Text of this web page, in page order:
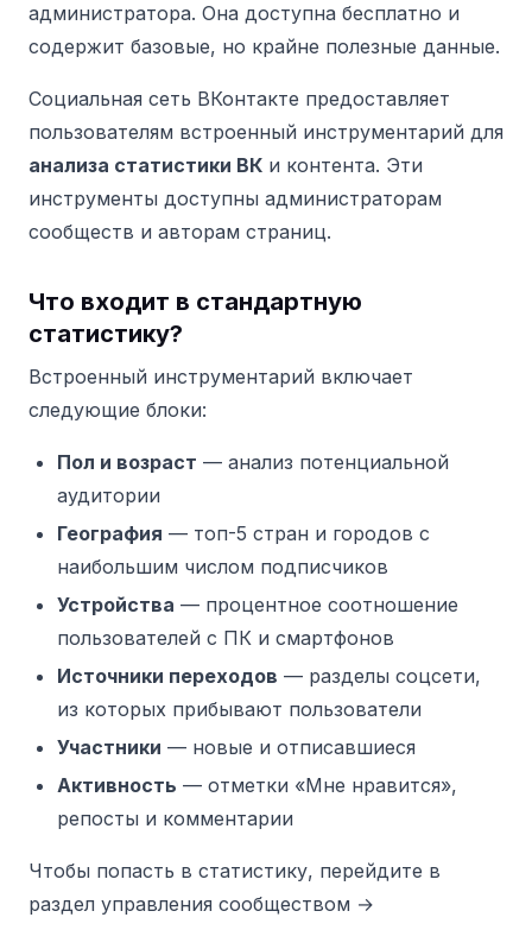
администратора. Она доступна бесплатно и
содержит базовые, но крайне полезные данные.
Социальная сеть ВКонтакте предоставляет
пользователям встроенный инструментарий для
анализа статистики ВК и контента. Эти
инструменты доступны администраторам
сообществ и авторам страниц.
Что входит в стандартную
статистику?
Встроенный инструментарий включает
следующие блоки:
Пол и возраст — анализ потенциальной
аудитории
География — топ-5 стран и городов с
наибольшим числом подписчиков
Устройства — процентное соотношение
пользователей с ПК и смартфонов
Источники переходов — разделы соцсети,
из которых прибывают пользователи
Участники — новые и отписавшиеся
Активность — отметки «Мне нравится»,
репосты и комментарии
Чтобы попасть в статистику, перейдите в
раздел управления сообществом →